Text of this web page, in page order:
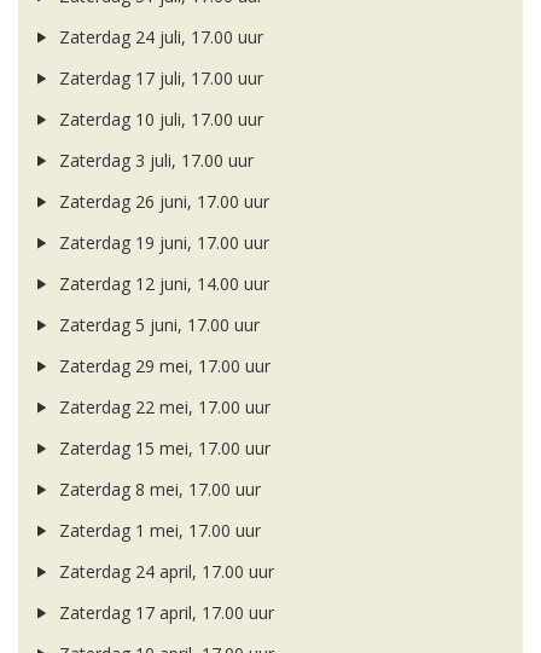
Zaterdag 24 juli, 17.00 uur
Zaterdag 17 juli, 17.00 uur
Zaterdag 10 juli, 17.00 uur
Zaterdag 3 juli, 17.00 uur
Zaterdag 26 juni, 17.00 uur
Zaterdag 19 juni, 17.00 uur
Zaterdag 12 juni, 14.00 uur
Zaterdag 5 juni, 17.00 uur
Zaterdag 29 mei, 17.00 uur
Zaterdag 22 mei, 17.00 uur
Zaterdag 15 mei, 17.00 uur
Zaterdag 8 mei, 17.00 uur
Zaterdag 1 mei, 17.00 uur
Zaterdag 24 april, 17.00 uur
Zaterdag 17 april, 17.00 uur